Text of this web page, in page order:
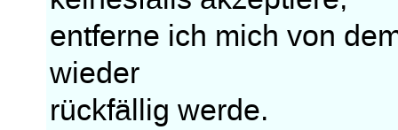
entferne ich mich von
wieder
rückfällig werde.